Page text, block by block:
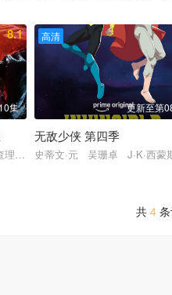
利辛·贾夫
莱特 克里斯·科波拉 本杰明·阿
8.1
集
·布什内尔 理查德·艾欧阿德 丹
高清
更新至第
无敌少侠 第四季
史蒂文·元 吴珊卓 J·K·西
共 4